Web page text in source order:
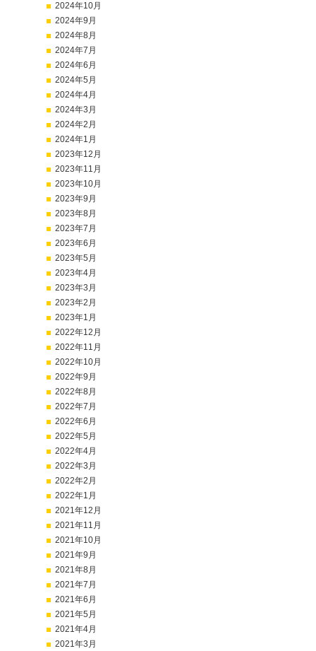
2024年10月
2024年9月
2024年8月
2024年7月
2024年6月
2024年5月
2024年4月
2024年3月
2024年2月
2024年1月
2023年12月
2023年11月
2023年10月
2023年9月
2023年8月
2023年7月
2023年6月
2023年5月
2023年4月
2023年3月
2023年2月
2023年1月
2022年12月
2022年11月
2022年10月
2022年9月
2022年8月
2022年7月
2022年6月
2022年5月
2022年4月
2022年3月
2022年2月
2022年1月
2021年12月
2021年11月
2021年10月
2021年9月
2021年8月
2021年7月
2021年6月
2021年5月
2021年4月
2021年3月